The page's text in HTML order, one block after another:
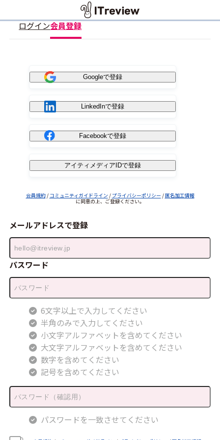
ログイン会員登録
Googleで登録
LinkedInで登録
Facebookで登録
アイティメディアIDで登録
会員規約/ コミュニティガイドライン / プライバシーポリシー /匿名加工情報
に同意の上、ご登録ください。
メールアドレスで登録
パスワード
6文字以上で入力してください
半角のみで入力してください
小文字アルファベットを含めてください
大文字アルファベットを含めてください
数字を含めてください
記号を含めてください
パスワードを一致させてください